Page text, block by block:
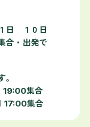
日 １０日
合・出発で
19:00集合
17:00集合